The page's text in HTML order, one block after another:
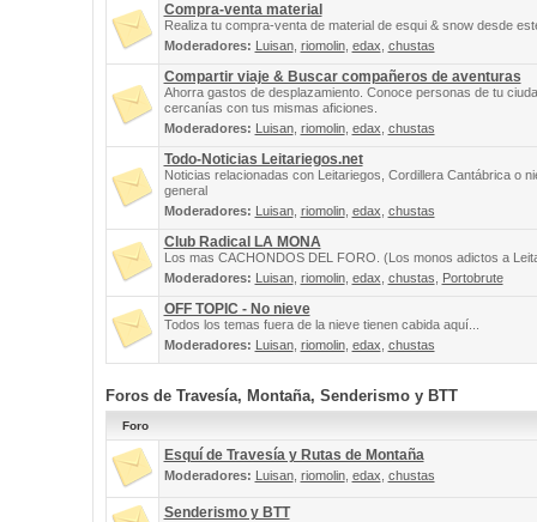
Compra-venta material
Realiza tu compra-venta de material de esqui & snow desde
Moderadores: Luisan, riomolin, edax chustas
Compartir viaje & Buscar compañeros de aventuras
Ahorra gastos de desplazamiento. Conoce personas de tu
cercanías con tus mismas aficiones.
Moderadores: Luisan, riomolin, edax chustas
Todo-Noticias Leitariegos.net
Noticias relacionadas con Leitariegos, Cordillera Cantábrica o
general
Moderadores: Luisan, riomolin, edax chustas
Club Radical LA MONA
Los mas CACHONDOS DEL FORO. (Los monos adictos a
Moderadores: Luisan, riomolin, edax chustas Portobrute
OFF TOPIC - No nieve
Todos los temas fuera de la nieve tienen cabida aquí...
Moderadores: Luisan, riomolin, edax chustas
Foros de Travesía, Montaña, Senderismo y BTT
Foro
Esquí de Travesía y Rutas de Montaña
Moderadores: Luisan, riomolin, edax chustas
Senderismo y BTT